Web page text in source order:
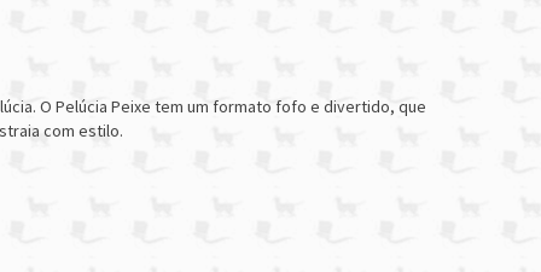
O Pelúcia Peixe tem um formato fofo e divertido, que
com estilo.